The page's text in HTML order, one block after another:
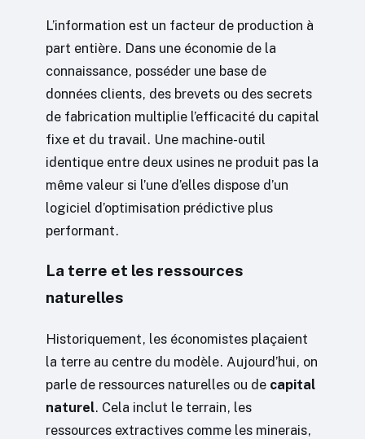
L’information est un facteur de production à
part entière. Dans une économie de la
connaissance, posséder une base de
données clients, des brevets ou des secrets
de fabrication multiplie l’efficacité du capital
fixe et du travail. Une machine-outil
identique entre deux usines ne produit pas la
même valeur si l’une d’elles dispose d’un
logiciel d’optimisation prédictive plus
performant.
La terre et les ressources
naturelles
Historiquement, les économistes plaçaient
la terre au centre du modèle. Aujourd’hui, on
parle de ressources naturelles ou de capital
naturel. Cela inclut le terrain, les
ressources extractives comme les minerais,